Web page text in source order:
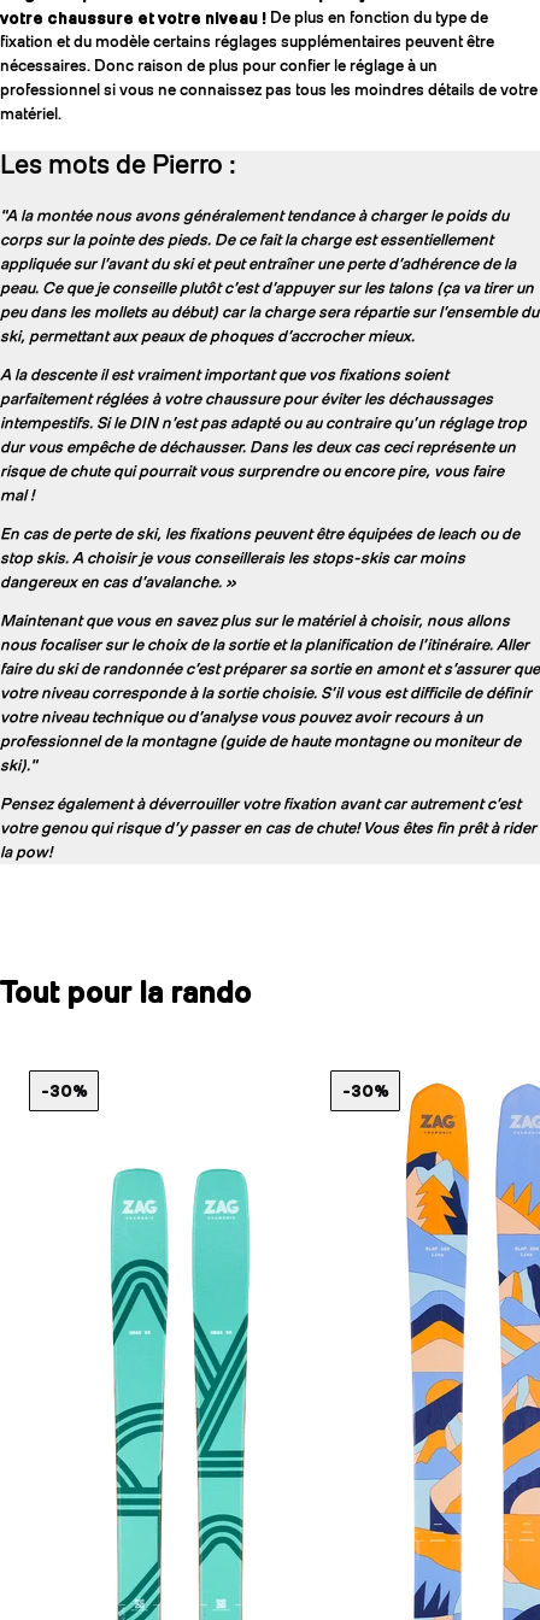
votre chaussure et votre niveau ! De plus en fonction du type de
fixation et du modèle certains réglages supplémentaires peuvent être
nécessaires. Donc raison de plus pour confier le réglage à un
professionnel si vous ne connaissez pas tous les moindres détails de votre
matériel.
Les mots de Pierro :
"A la montée nous avons généralement tendance à charger le poids du
corps sur la pointe des pieds. De ce fait la charge est essentiellement
appliquée sur l’avant du ski et peut entraîner une perte d’adhérence de la
peau. Ce que je conseille plutôt c’est d’appuyer sur les talons (ça va tirer un
peu dans les mollets au début) car la charge sera répartie sur l’ensemble du
ski, permettant aux peaux de phoques d’accrocher mieux.
A la descente il est vraiment important que vos fixations soient
parfaitement réglées à votre chaussure pour éviter les déchaussages
intempestifs. Si le DIN n’est pas adapté ou au contraire qu’un réglage trop
dur vous empêche de déchausser. Dans les deux cas ceci représente un
risque de chute qui pourrait vous surprendre ou encore pire, vous faire
mal !
En cas de perte de ski, les fixations peuvent être équipées de leach ou de
stop skis. A choisir je vous conseillerais les stops-skis car moins
dangereux en cas d’avalanche. »
Maintenant que vous en savez plus sur le matériel à choisir, nous allons
nous focaliser sur le choix de la sortie et la planification de l’itinéraire. Aller
faire du ski de randonnée c’est préparer sa sortie en amont et s’assurer que
votre niveau corresponde à la sortie choisie. S’il vous est difficile de définir
votre niveau technique ou d’analyse vous pouvez avoir recours à un
professionnel de la montagne (guide de haute montagne ou moniteur de
ski)."
Pensez également à déverrouiller votre fixation avant car autrement c’est
votre genou qui risque d’y passer en cas de chute! Vous êtes fin prêt à rider
la pow!
Tout pour la rando
-30% -30%